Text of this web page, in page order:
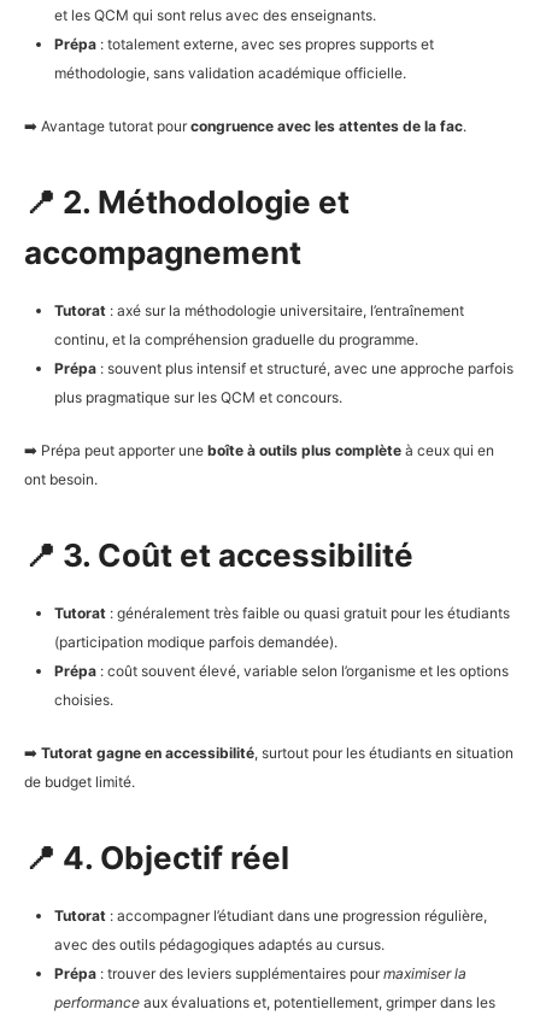
et les QCM qui sont relus avec des enseignants.
Prépa : totalement externe, avec ses propres supports et
méthodologie, sans validation académique officielle.
➡️ Avantage tutorat pourcongruence avec les attentes de la fac.
📍 2. Méthodologie et
accompagnement
Tutorat : axé sur la méthodologie universitaire, l’entraînement
continu, et la compréhension graduelle du programme.
Prépa : souvent plus intensif et structuré, avec une approche parfois
plus pragmatique sur les QCM et concours.
➡️ Prépa peut apporter une boîte à outils plus complète à ceux qui en
ont besoin.
📍 3. Coût et accessibilité
Tutorat : généralement très faible ou quasi gratuit pour les étudiants
(participation modique parfois demandée).
Prépa : coût souvent élevé, variable selon l’organisme et les options
choisies.
➡️ Tutorat gagne en accessibilité, surtout pour les étudiants en situation
de budget limité.
📍 4. Objectif réel
Tutorat : accompagner l’étudiant dans une progression régulière,
avec des outils pédagogiques adaptés au cursus.
Prépa : trouver des leviers supplémentaires pourmaximiser la
performance aux évaluations et, potentiellement, grimper dans les